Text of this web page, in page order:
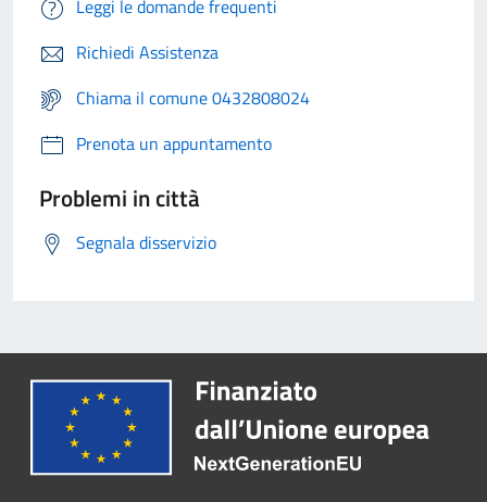
Leggi le domande frequenti
Richiedi Assistenza
Chiama il comune 0432808024
Prenota un appuntamento
Problemi in città
Segnala disservizio